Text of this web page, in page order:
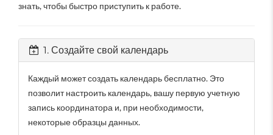
знать, чтобы быстро приступить к работе.
1. Создайте свой календарь
Каждый может создать календарь бесплатно. Это
позволит настроить календарь, вашу первую учетную
запись координатора и, при необходимости,
некоторые образцы данных.